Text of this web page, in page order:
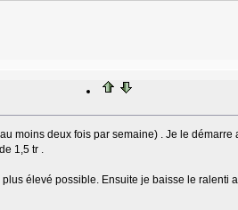
moins deux fois par semaine) . Je le
1,5 tr .
élevé possible. Ensuite je baisse le ralenti